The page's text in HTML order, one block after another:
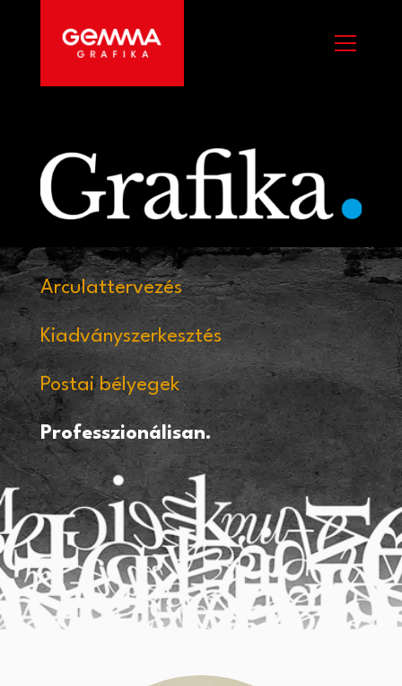
Arculattervezés
Kiadványszerkesztés
Postai bélyegek
Professzionálisan.